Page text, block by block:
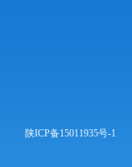
陕ICP备15011935号-1